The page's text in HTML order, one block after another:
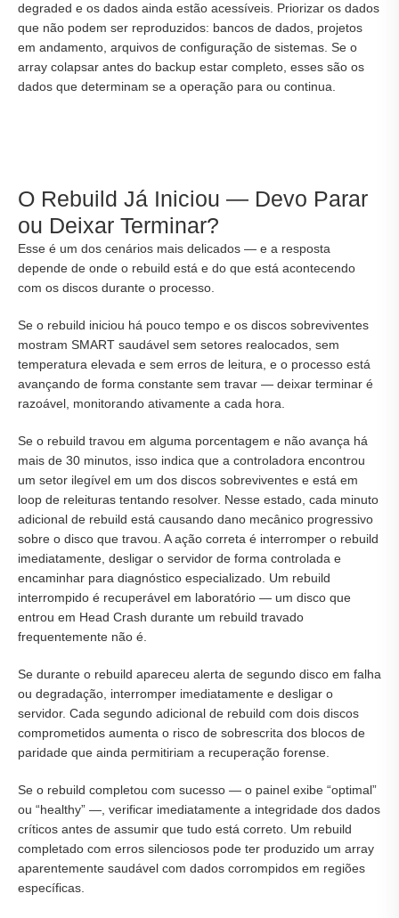
degraded e os dados ainda estão acessíveis. Priorizar os dados
que não podem ser reproduzidos: bancos de dados, projetos
em andamento, arquivos de configuração de sistemas. Se o
array colapsar antes do backup estar completo, esses são os
dados que determinam se a operação para ou continua.
O Rebuild Já Iniciou — Devo Parar
ou Deixar Terminar?
Esse é um dos cenários mais delicados — e a resposta
depende de onde o rebuild está e do que está acontecendo
com os discos durante o processo.
Se o rebuild iniciou há pouco tempo e os discos sobreviventes
mostram SMART saudável sem setores realocados, sem
temperatura elevada e sem erros de leitura, e o processo está
avançando de forma constante sem travar — deixar terminar é
razoável, monitorando ativamente a cada hora.
Se o rebuild travou em alguma porcentagem e não avança há
mais de 30 minutos, isso indica que a controladora encontrou
um setor ilegível em um dos discos sobreviventes e está em
loop de releituras tentando resolver. Nesse estado, cada minuto
adicional de rebuild está causando dano mecânico progressivo
sobre o disco que travou. A ação correta é interromper o rebuild
imediatamente, desligar o servidor de forma controlada e
encaminhar para diagnóstico especializado. Um rebuild
interrompido é recuperável em laboratório — um disco que
entrou em Head Crash durante um rebuild travado
frequentemente não é.
Se durante o rebuild apareceu alerta de segundo disco em falha
ou degradação, interromper imediatamente e desligar o
servidor. Cada segundo adicional de rebuild com dois discos
comprometidos aumenta o risco de sobrescrita dos blocos de
paridade que ainda permitiriam a recuperação forense.
Se o rebuild completou com sucesso — o painel exibe “optimal”
ou “healthy” —, verificar imediatamente a integridade dos dados
críticos antes de assumir que tudo está correto. Um rebuild
completado com erros silenciosos pode ter produzido um array
aparentemente saudável com dados corrompidos em regiões
específicas.